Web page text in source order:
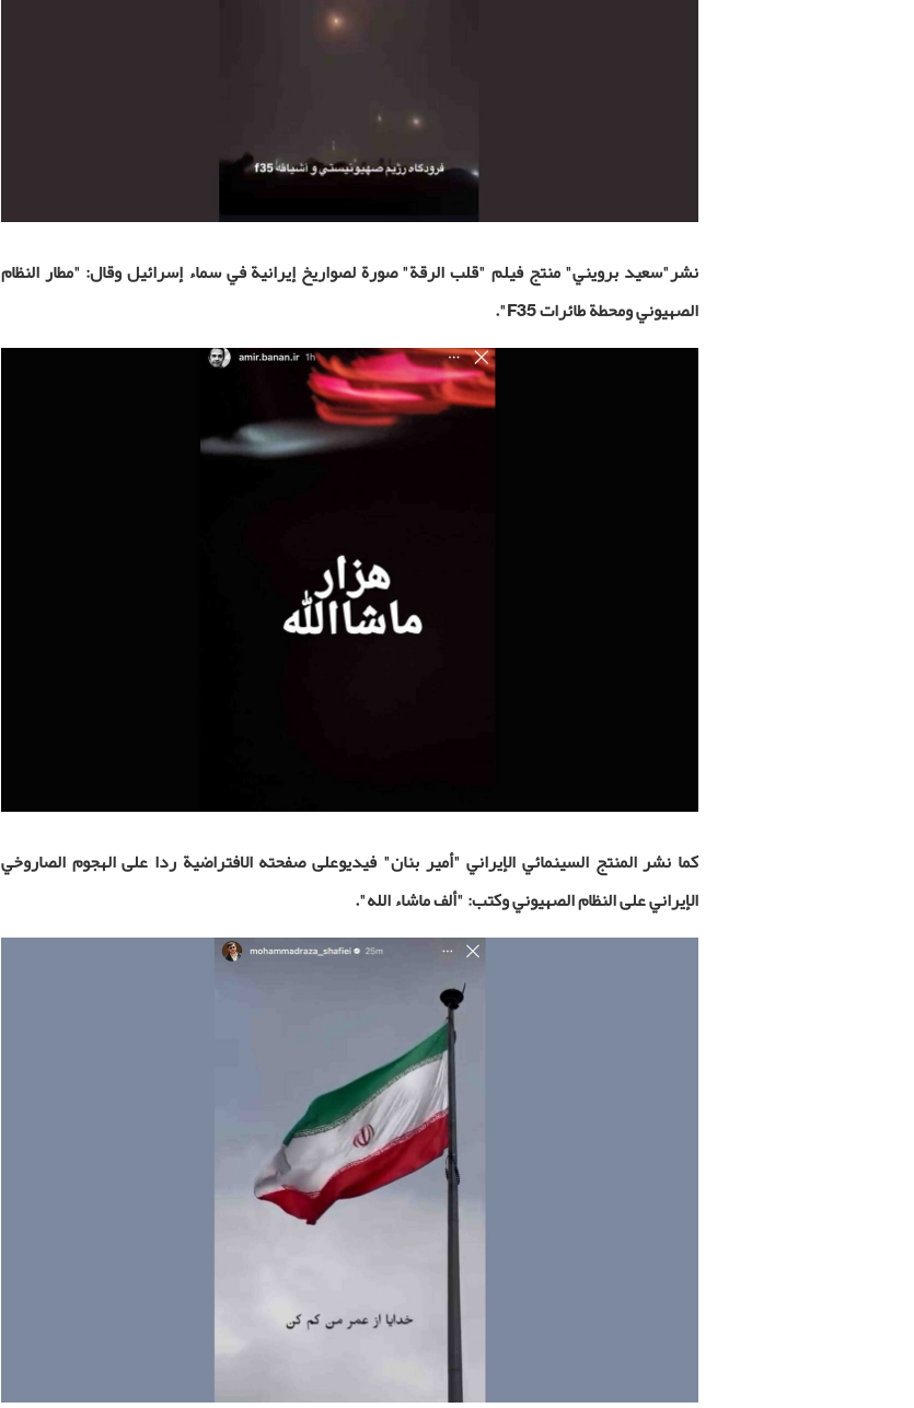
نشر"سعيد برويني" منتج فيلم "قلب الرقة" صورة لصواريخ إيرانية في سماء إسرائيل وقال: "مطار النظام
الصهيوني ومحطة طائراتF35
".
كما نشر المنتج السينمائي الإيراني "أمير بنان" فيديوعلى صفحته الافتراضية ردا على الهجوم الصاروخي
الإيراني على النظام الصهيوني وكتب: "ألف ماشاء الله".